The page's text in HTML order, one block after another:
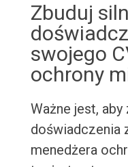
Zbuduj
swojego
ochrony
Ważne jest,
doświadczenia
menedżera